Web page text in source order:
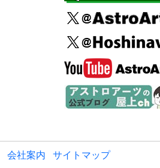
会社案内 サイトマップ